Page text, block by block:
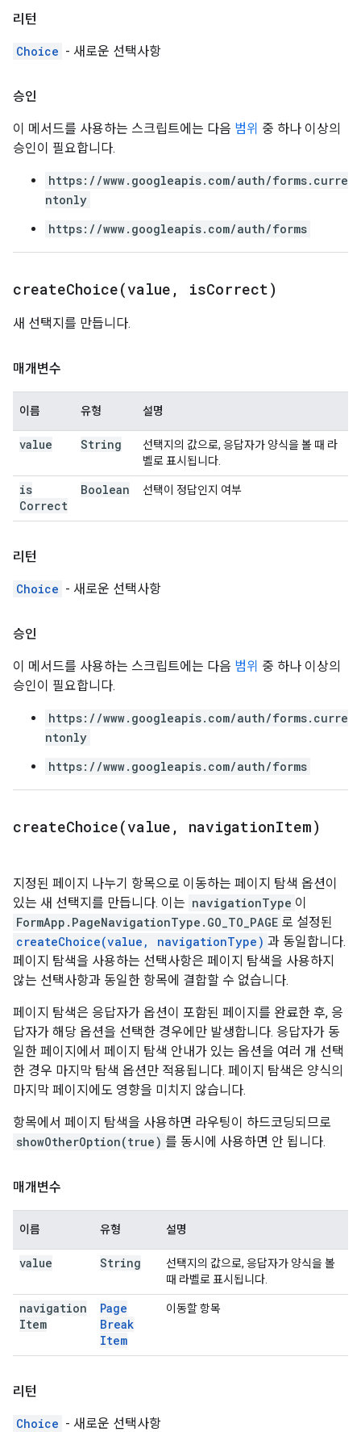
리턴
Choice - 새로운 선택사항
승인
이 메서드를 사용하는 스크립트에는 다음 범위 중 하나 이상의
승인이 필요합니다.
https://www.googleapis.com/auth/forms.curre
ntonly
https://www.googleapis.com/auth/forms
createChoice(value , isCorrect)
새 선택지를 만듭니다.
매개변수
이름 유형 설명
value String
선택지의 값으로, 응답자가 양식을 볼 때 라
벨로 표시됩니다.
is
Correct
Boolean 선택이 정답인지 여부
리턴
Choice - 새로운 선택사항
승인
이 메서드를 사용하는 스크립트에는 다음 범위 중 하나 이상의
승인이 필요합니다.
https://www.googleapis.com/auth/forms.curre
ntonly
https://www.googleapis.com/auth/forms
createChoice(value , navigationItem)
지정된 페이지 나누기 항목으로 이동하는 페이지 탐색 옵션이
있는 새 선택지를 만듭니다. 이는 navigationType 이
FormApp.PageNavigationType.GO_TO_PAGE 로 설정된
createChoice(value, navigationType) 과 동일합니다.
페이지 탐색을 사용하는 선택사항은 페이지 탐색을 사용하지
않는 선택사항과 동일한 항목에 결합할 수 없습니다.
페이지 탐색은 응답자가 옵션이 포함된 페이지를 완료한 후, 응
답자가 해당 옵션을 선택한 경우에만 발생합니다. 응답자가 동
일한 페이지에서 페이지 탐색 안내가 있는 옵션을 여러 개 선택
한 경우 마지막 탐색 옵션만 적용됩니다. 페이지 탐색은 양식의
마지막 페이지에도 영향을 미치지 않습니다.
항목에서 페이지 탐색을 사용하면 라우팅이 하드코딩되므로
showOtherOption(true) 를 동시에 사용하면 안 됩니다.
매개변수
이름 유형 설명
value String
선택지의 값으로, 응답자가 양식을 볼
때 라벨로 표시됩니다.
navigation
Item
Page
Break
Item
이동할 항목
리턴
Choice - 새로운 선택사항